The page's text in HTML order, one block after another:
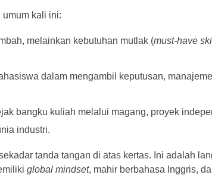
kali ini:
melainkan kebutuhan mutlak (must-have
dalam mengambil keputusan,
bangku kuliah melalui magang, proyek
industri.
tanda tangan di atas kertas. Ini adalah
global mindset, mahir berbahasa Inggris,